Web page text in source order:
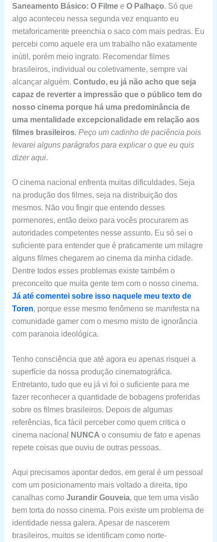
Saneamento Básico: O Filmee O Palhaço. Só que
algo aconteceu nessa segunda vez enquanto eu
metaforicamente preenchia o saco com mais pedras. Eu
percebi como aquele era um trabalho não exatamente
inútil, porém meio ingrato. Recomendar filmes
brasileiros, individual ou coletivamente, sempre vai
alcançar alguém. Contudo, eu já não acho que seja
capaz de reverter a impressão que o público tem do
nosso cinema porque há uma predominância de
uma mentalidade excepcionalidade em relação aos
filmes brasileiros. Peço um cadinho de paciência pois
levarei alguns parágrafos para explicar o que eu quis
dizer aqui.
O cinema nacional enfrenta muitas dificuldades. Seja
na produção dos filmes, seja na distribuição dos
mesmos. Não vou fingir que entendo desses
pormenores, então deixo para vocês procurarem as
autoridades competentes nesse assunto. Eu só sei o
suficiente para entender que é praticamente um milagre
alguns filmes chegarem ao cinema da minha cidade.
Dentre todos esses problemas existe também o
preconceito que muita gente tem com o nosso cinema.
Já até comentei sobre isso naquele meu texto de
Toren, porque esse mesmo fenômeno se manifesta na
comunidade gamer com o mesmo misto de ignorância
com paranoia ideológica.
Tenho consciência que até agora eu apenas risquei a
superfície da nossa produção cinematográfica.
Entretanto, tudo que eu já vi foi o suficiente para me
fazer reconhecer a quantidade de bobagens proferidas
sobre os filmes brasileiros. Depois de algumas
referências, fica fácil perceber como quem critica o
cinema nacional
NUNCA o consumiu de fato e apenas
repete coisas que ouviu de outras pessoas.
Aqui precisamos apontar dedos, em geral é um pessoal
com um posicionamento mais voltado a direita, tipo
canalhas como Jurandir Gouveia, que tem uma visão
bem torta do nosso cinema. Pois existe um problema de
identidade nessa galera. Apesar de nascerem
brasileiros, muitos se identificam como norte-